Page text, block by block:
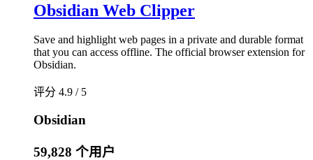
Obsidian Web Clipper
Save and highlight web pages in a private and durable format
that you can access offline. The official browser extension for
Obsidian.
评分 4.9 / 5
Obsidian
59,828 个用户